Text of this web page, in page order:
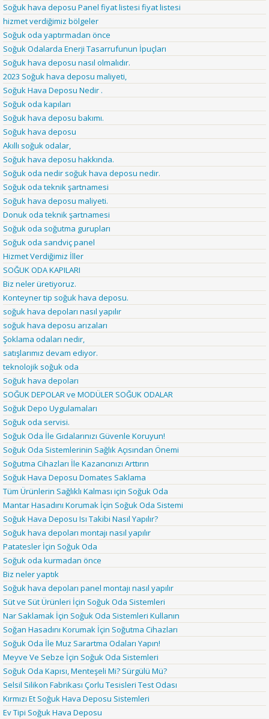
Soğuk hava deposu Panel fiyat listesi fiyat listesi
hizmet verdiğimiz bölgeler
Soğuk oda yaptırmadan önce
Soğuk Odalarda Enerji Tasarrufunun İpuçları
Soğuk hava deposu nasıl olmalıdır.
2023 Soğuk hava deposu maliyeti,
Soğuk Hava Deposu Nedir .
Soğuk oda kapıları
Soğuk hava deposu bakımı.
Soğuk hava deposu
Akıllı soğuk odalar,
Soğuk hava deposu hakkında.
Soğuk oda nedir soğuk hava deposu nedir.
Soğuk oda teknik şartnamesi
Soğuk hava deposu maliyeti.
Donuk oda teknik şartnamesi
Soğuk oda soğutma gurupları
Soğuk oda sandviç panel
Hizmet Verdiğimiz İller
SOĞUK ODA KAPILARI
Biz neler üretiyoruz.
Konteyner tip soğuk hava deposu.
soğuk hava depoları nasıl yapılır
soğuk hava deposu arızaları
Şoklama odaları nedir,
satışlarımız devam ediyor.
teknolojik soğuk oda
Soğuk hava depoları
SOĞUK DEPOLAR ve MODÜLER SOĞUK ODALAR
Soğuk Depo Uygulamaları
Soğuk oda servisi.
Soğuk Oda İle Gıdalarınızı Güvenle Koruyun!
Soğuk Oda Sistemlerinin Sağlık Açısından Önemi
Soğutma Cihazları İle Kazancınızı Arttırın
Soğuk Hava Deposu Domates Saklama
Tüm Ürünlerin Sağlıklı Kalması için Soğuk Oda
Mantar Hasadını Korumak İçin Soğuk Oda Sistemi
Soğuk Hava Deposu Isı Takibi Nasıl Yapılır?
Soğuk hava depoları montajı nasıl yapılır
Patatesler İçin Soğuk Oda
Soğuk oda kurmadan önce
Biz neler yaptık
Soğuk hava depoları panel montajı nasıl yapılır
Süt ve Süt Ürünleri İçin Soğuk Oda Sistemleri
Nar Saklamak İçin Soğuk Oda Sistemleri Kullanın
Soğan Hasadını Korumak İçin Soğutma Cihazları
Soğuk Oda İle Muz Sarartma Odaları Yapın!
Meyve Ve Sebze İçin Soğuk Oda Sistemleri
Soğuk Oda Kapısı, Menteşeli Mi? Sürgülü Mü?
Selsil Silikon Fabrikası Çorlu Tesisleri Test Odası
Kırmızı Et Soğuk Hava Deposu Sistemleri
Ev Tipi Soğuk Hava Deposu